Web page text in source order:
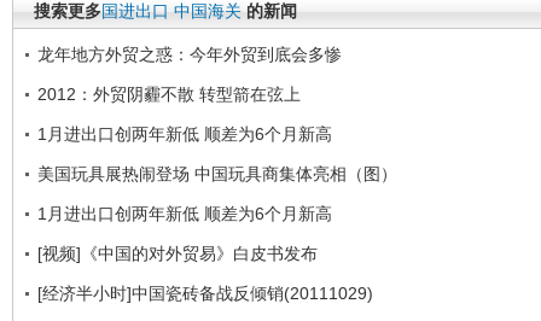
搜索更多国进出口 中国海关 的新闻
龙年地方外贸之惑：今年外贸到底会多惨
2012：外贸阴霾不散 转型箭在弦上
1月进出口创两年新低 顺差为6个月新高
美国玩具展热闹登场 中国玩具商集体亮相（图）
1月进出口创两年新低 顺差为6个月新高
[视频]《中国的对外贸易》白皮书发布
[经济半小时]中国瓷砖备战反倾销(20111029)